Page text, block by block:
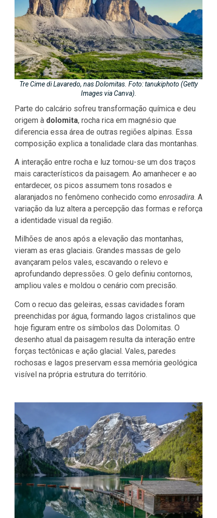
Tre Cime di Lavaredo, nas Dolomitas. Foto: tanukiphoto (Getty
Images via Canva).
Parte do calcário sofreu transformação química e deu
origem à dolomita, rocha rica em magnésio que
diferencia essa área de outras regiões alpinas. Essa
composição explica a tonalidade clara das montanhas.
A interação entre rocha e luz tornou-se um dos traços
mais característicos da paisagem. Ao amanhecer e ao
entardecer, os picos assumem tons rosados e
alaranjados no fenômeno conhecido como enrosadira. A
variação da luz altera a percepção das formas e reforça
a identidade visual da região.
Milhões de anos após a elevação das montanhas,
vieram as eras glaciais. Grandes massas de gelo
avançaram pelos vales, escavando o relevo e
aprofundando depressões. O gelo definiu contornos,
ampliou vales e moldou o cenário com precisão.
Com o recuo das geleiras, essas cavidades foram
preenchidas por água, formando lagos cristalinos que
hoje figuram entre os símbolos das Dolomitas. O
desenho atual da paisagem resulta da interação entre
forças tectônicas e ação glacial. Vales, paredes
rochosas e lagos preservam essa memória geológica
visível na própria estrutura do território.